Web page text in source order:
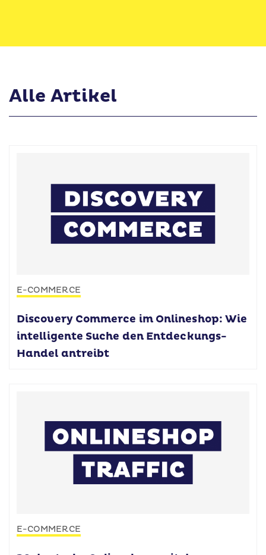
Alle Artikel
E-COMMERCE
Discovery Commerce im Onlineshop: Wie
intelligente Suche den Entdeckungs-
Handel antreibt
E-COMMERCE